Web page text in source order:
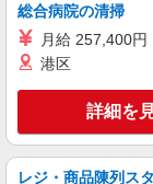
株式会社kotrio /●MT-
キー
総合病院の清掃
月給 257,400円
港区
詳細を
レジ・商品陳列ス